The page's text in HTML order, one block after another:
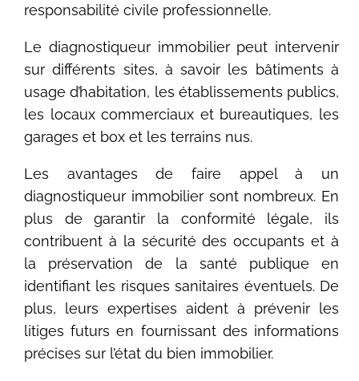
responsabilité civile professionnelle.
Le diagnostiqueur immobilier peut intervenir
sur différents sites, à savoir les bâtiments à
usage d’habitation, les établissements publics,
les locaux commerciaux et bureautiques, les
garages et box et les terrains nus.
Les avantages de faire appel à un
diagnostiqueur immobilier sont nombreux. En
plus de garantir la conformité légale, ils
contribuent à la sécurité des occupants et à
la préservation de la santé publique en
identifiant les risques sanitaires éventuels. De
plus, leurs expertises aident à prévenir les
litiges futurs en fournissant des informations
précises sur l’état du bien immobilier.